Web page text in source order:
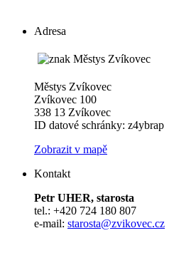
Adresa
Městys Zvíkovec
Zvíkovec 100
338 13 Zvíkovec
ID datové schránky: z4ybrap
Zobrazit v mapě
Kontakt
Petr UHER, starosta
tel.: +420 724 180 807
e-mail: starosta@zvikovec.cz